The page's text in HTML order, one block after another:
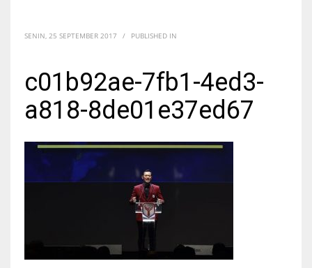
SENIN, 25 SEPTEMBER 2017 / PUBLISHED IN
c01b92ae-7fb1-4ed3-
a818-8de01e37ed67